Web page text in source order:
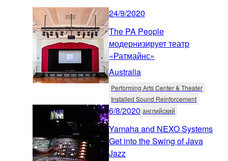
24/9/2020
The PA People
модернизирует театр
«Ратмайнс»
Australia
Performing Arts Center & Theater
Installed Sound Reinforcement
6/8/2020 английский
Yamaha and NEXO Systems
Get into the Swing of Java
Jazz